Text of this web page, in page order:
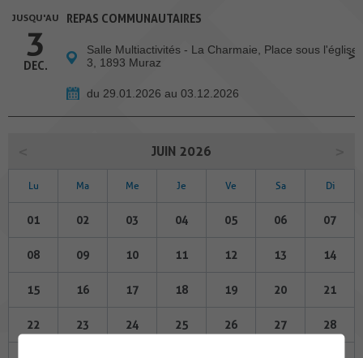
JUSQU'AU
3
DEC.
REPAS COMMUNAUTAIRES
Salle Multiactivités - La Charmaie, Place sous l'église
3, 1893 Muraz
du 29.01.2026 au 03.12.2026
JUIN 2026
Lu Ma Me Je Ve Sa Di
01 02 03 04 05 06 07
08 09 10 11 12 13 14
15 16 17 18 19 20 21
22 23 24 25 26 27 28